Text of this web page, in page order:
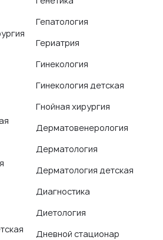
Гепатология
Гериатрия
Гинекология
Гинекология детская
Гнойная хирургия
Дерматовенерология
Дерматология
Дерматология детская
Диагностика
Диетология
Дневной стационар